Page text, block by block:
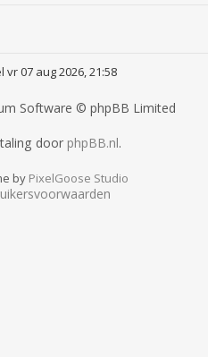
07 aug 2026, 21:58
Software © phpBB Limited
door phpBB.nl.
by PixelGoose Studio